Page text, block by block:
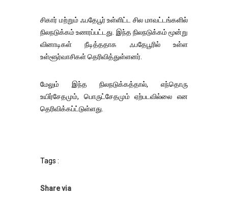
சிகார் மற்றும் ஃபதேபூர் உள்ளிட்ட சில மாவட்டங்களில்
நிலநடுக்கம் உணரப்பட்டது. இந்த நிலநடுக்கம் மூன்று
வினாடிகள் நீடித்ததாக ஃபதேபூரில் உள்ள
உள்ளூர்வாசிகள் தெரிவித்துள்ளனர்.
மேலும் இந்த நிலநடுக்கத்தால், எந்தொரு
உயிர்சேதமும், பொருட்சேதமும் ஏற்படவில்லை என
தெரிவிக்கப்ட்டுள்ளது.
Tags :
Share via